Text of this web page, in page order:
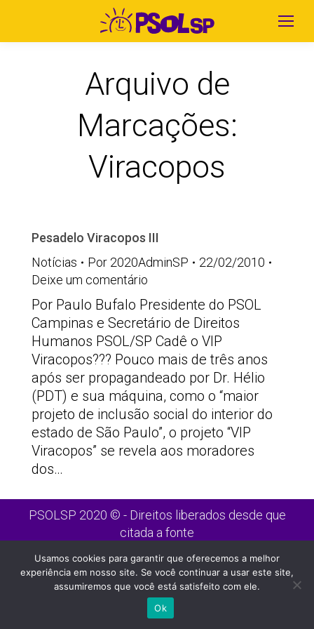
Arquivo de
Marcações:
Viracopos
Pesadelo Viracopos III
Notícias
Por 2020AdminSP
22/02/2010
Deixe um comentário
Por Paulo Bufalo Presidente do PSOL
Campinas e Secretário de Direitos
Humanos PSOL/SP Cadê o VIP
Viracopos??? Pouco mais de três anos
após ser propagandeado por Dr. Hélio
(PDT) e sua máquina, como o “maior
projeto de inclusão social do interior do
estado de São Paulo”, o projeto “VIP
Viracopos” se revela aos moradores
dos…
PSOLSP 2020 © - Direitos liberados desde que
citada a fonte
Usamos cookies para garantir que oferecemos a melhor
experiência em nosso site. Se você continuar a usar este site,
assumiremos que você está satisfeito com ele.
Ok